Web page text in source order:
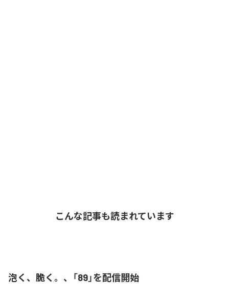
こんな記事も読まれています
泡く、脆く。、「89」を配信開始